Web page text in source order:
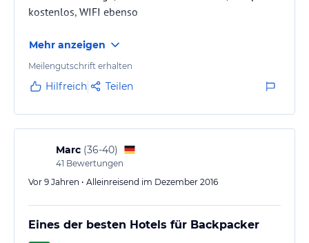
kostenlos, WIFI ebenso
Mehr anzeigen
Meilengutschrift erhalten
Hilfreich Teilen
Marc (36-40)
41 Bewertungen
Vor 9 Jahren • Alleinreisend im Dezember 2016
Eines der besten Hotels für Backpacker